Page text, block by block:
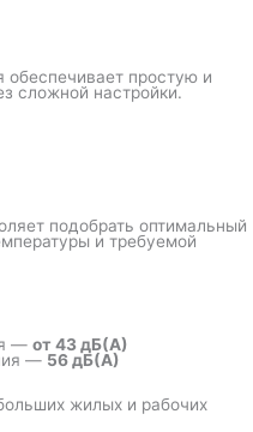
обеспечивает простую и
сложной настройки.
подобрать оптимальный
и требуемой
— от 43 дБ(А)
— 56 дБ(А)
жилых и рабочих